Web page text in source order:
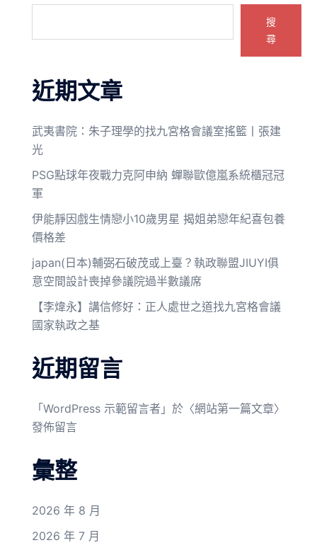
搜
尋
近期文章
武夷書院：朱子理學的找九宮格會議室搖籃丨張建
光
PSG點球年夜戰力克阿申納 蟬聯歐億嵐系統櫃冠冠
軍
伊能靜因戲生情戀小10歲男星 揭姐弟戀年紀喜包養
價格差
japan(日本)輔弼石破茂或上臺？執政聯盟JIUYI俱
意空間設計喪掉參議院過半數議席
【李煒永】講信修好：正人處世之道找九宮格會議
國家執政之基
近期留言
「 WordPress 示範留言者 」於〈網站第一篇文章〉
發佈留言
彙整
2026 年 8 月
2026 年 7 月